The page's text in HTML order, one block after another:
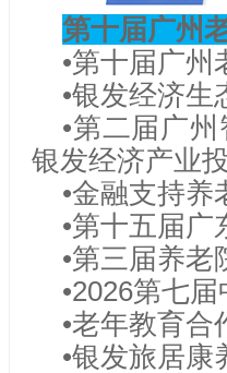
第十届广州
•第十届广州
•银发经济生
•第二届广
银发经济产业
•金融支持
•第十五届广
•第三届养老
•2026第七
•老年教育合
•银发旅居康